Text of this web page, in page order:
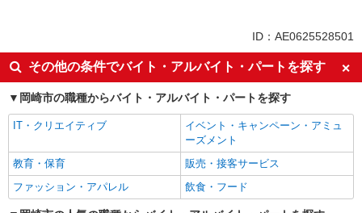
【岡崎市井田南町】北岡崎駅〜徒歩数分。近くに
は飲食店など充実 ≪車通勤可≫ ※駐車場はご自
身での手配・ご負担をお願いします
キープ 詳細を見る
上場企業・上場企業のグループ会
社
車通勤OK
社会保険あり
ID：AE0625528501
その他の条件でバイト・アルバイト・パートを探す
岡崎市の職種からバイト・アルバイト・パートを探す
IT・クリエイティブ
イベント・キャンペーン・アミュ
ーズメント
教育・保育
販売・接客サービス
ファッション・アパレル
飲食・フード